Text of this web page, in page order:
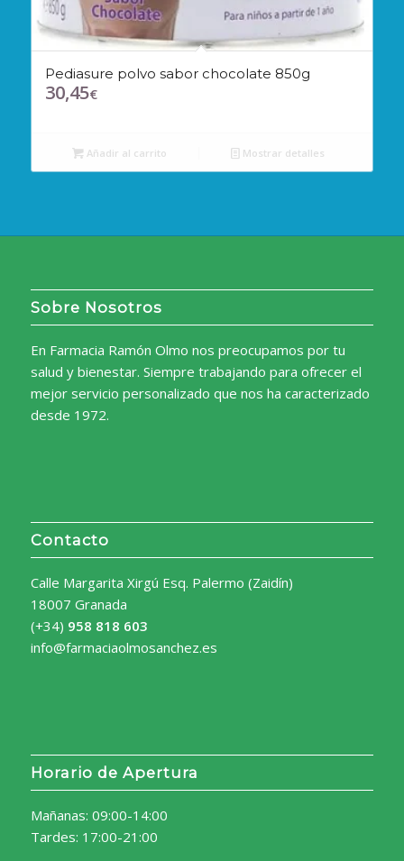
Pediasure polvo sabor chocolate 850g
30,45€
Añadir al carrito Mostrar detalles
Sobre Nosotros
En Farmacia Ramón Olmo nos preocupamos por tu
salud y bienestar. Siempre trabajando para ofrecer el
mejor servicio personalizado que nos ha caracterizado
desde 1972.
Contacto
Calle Margarita Xirgú Esq. Palermo (Zaidín)
18007 Granada
(+34) 958 818 603
info@farmaciaolmosanchez.es
Horario de Apertura
Mañanas: 09:00-14:00
Tardes: 17:00-21:00